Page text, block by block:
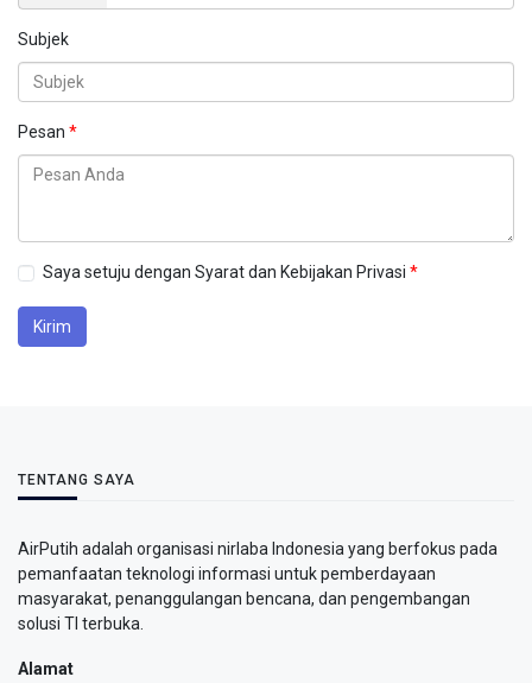
Subjek
Pesan
Saya setuju dengan Syarat dan Kebijakan Privasi
Kirim
TENTANG SAYA
AirPutih adalah organisasi nirlaba Indonesia yang berfokus pada
pemanfaatan teknologi informasi untuk pemberdayaan
masyarakat, penanggulangan bencana, dan pengembangan
solusi TI terbuka.
Alamat